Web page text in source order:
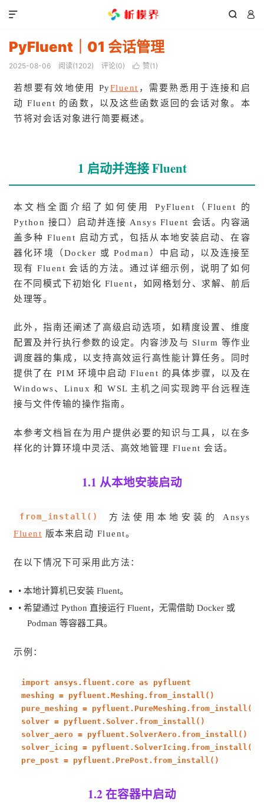
 

PyFluent｜01 会话管理
2025-08-06 阅读(1202) 评论(0)  赞(1 )
若想要有效地使用 PyFluent ，需要熟悉用于连接和启
动 Fluent 的函数，以及这些函数返回的会话对象。本
节将对会话对象进行简要概述。
1 启动并连接 Fluent
本文档全面介绍了如何使用 PyFluent（Fluent 的
Python 接口）启动并连接 Ansys Fluent 会话。内容涵
盖多种 Fluent 启动方式，包括从本地安装启动、在容
器化环境（Docker 或 Podman）中启动，以及连接至
现有 Fluent 会话的方法。通过详细示例，说明了如何
在不同模式下初始化 Fluent，如网格划分、求解、前后
处理等。
此外，指南还阐述了高级启动选项，如精度设置、维度
配置及并行执行参数的设定。内容涉及与 Slurm 等作业
调度器的集成，以支持高效运行高性能计算任务。同时
提供了在 PIM 环境中启动 Fluent 的具体步骤，以及在
Windows、Linux 和 WSL 主机之间实现跨平台远程连
接与文件传输的操作指南。
本参考文档旨在为用户提供必要的知识与工具，以在多
样化的计算环境中灵活、高效地管理 Fluent 会话。
1.1 从本地安装启动
from_install()
方法使用本地安装的 Ansys
Fluent 版本来启动 Fluent。
在以下情况下可采用此方法：
• 本地计算机已安装 Fluent。
• 希望通过 Python 直接运行 Fluent，无需借助 Docker 或
Podman 等容器工具。
示例：
import ansys.fluent.core as pyfluent
meshing = pyfluent.Meshing.from_install()
pure_meshing = pyfluent.PureMeshing.from_install()
solver = pyfluent.Solver.from_install()
solver_aero = pyfluent.SolverAero.from_install()
solver_icing = pyfluent.SolverIcing.from_install()
pre_post = pyfluent.PrePost.from_install()
1.2 在容器中启动